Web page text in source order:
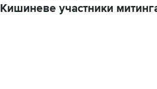
участники